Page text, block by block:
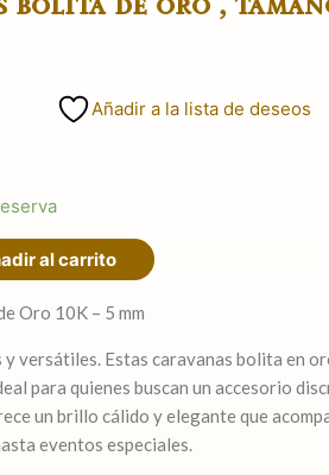
Añadir a la lista de deseos
al carrito
Oro 10K – 5 mm
y versátiles. Estas caravanas bolita en
para quienes buscan un accesorio
un brillo cálido y elegante que
eventos especiales.